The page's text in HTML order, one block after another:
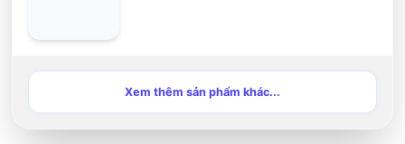
Xem thêm sản phẩm khác...